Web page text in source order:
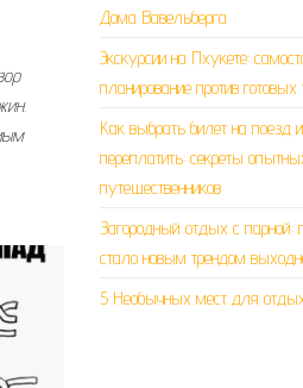
Дома Вавельберга
Экскурсии на Пхукете:
планирование против готовых
Как выбрать билет на поезд
переплатить: секреты
путешественников
Загородный отдых с парной:
стало новым трендом
5 Необычных мест для